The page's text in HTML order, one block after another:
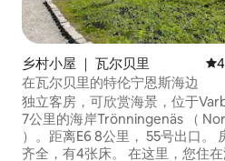
乡村小屋 ｜ 瓦尔贝里 平
在瓦尔贝里的特伦宁恩斯海边
独立客房，可欣赏海景，位于
7公里的海岸Trönningenäs （
）。距离E6 8公里， 55号出口。
齐全，有4张床。 在这里，您住在